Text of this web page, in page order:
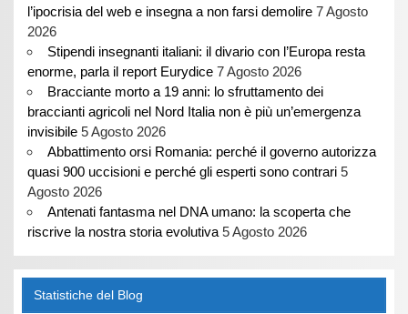
l’ipocrisia del web e insegna a non farsi demolire 7 Agosto
2026
Stipendi insegnanti italiani: il divario con l’Europa resta
enorme, parla il report Eurydice 7 Agosto 2026
Bracciante morto a 19 anni: lo sfruttamento dei
braccianti agricoli nel Nord Italia non è più un’emergenza
invisibile 5 Agosto 2026
Abbattimento orsi Romania: perché il governo autorizza
quasi 900 uccisioni e perché gli esperti sono contrari 5
Agosto 2026
Antenati fantasma nel DNA umano: la scoperta che
riscrive la nostra storia evolutiva 5 Agosto 2026
Statistiche del Blog